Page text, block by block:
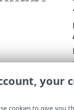
your
cookies to give you